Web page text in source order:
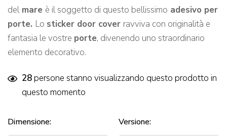
delmare è il soggetto di questo bellissimo adesivo per
porte. Lo sticker door cover ravviva con originalità e
fantasia le vostre porte, divenendo uno straordinario
elemento decorativo.
28persone stanno visualizzando questo prodotto in
questo momento
Dimensione: Versione: